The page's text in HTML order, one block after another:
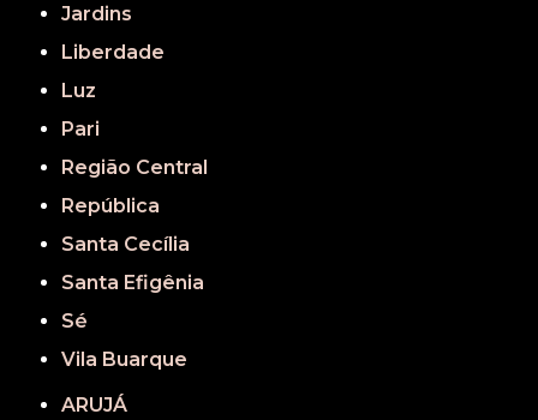
Jardins
Liberdade
Luz
Pari
Região Central
República
Santa Cecília
Santa Efigênia
Sé
Vila Buarque
ARUJÁ